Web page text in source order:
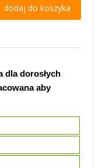
dodaj do koszyka
dla dorosłych
aby